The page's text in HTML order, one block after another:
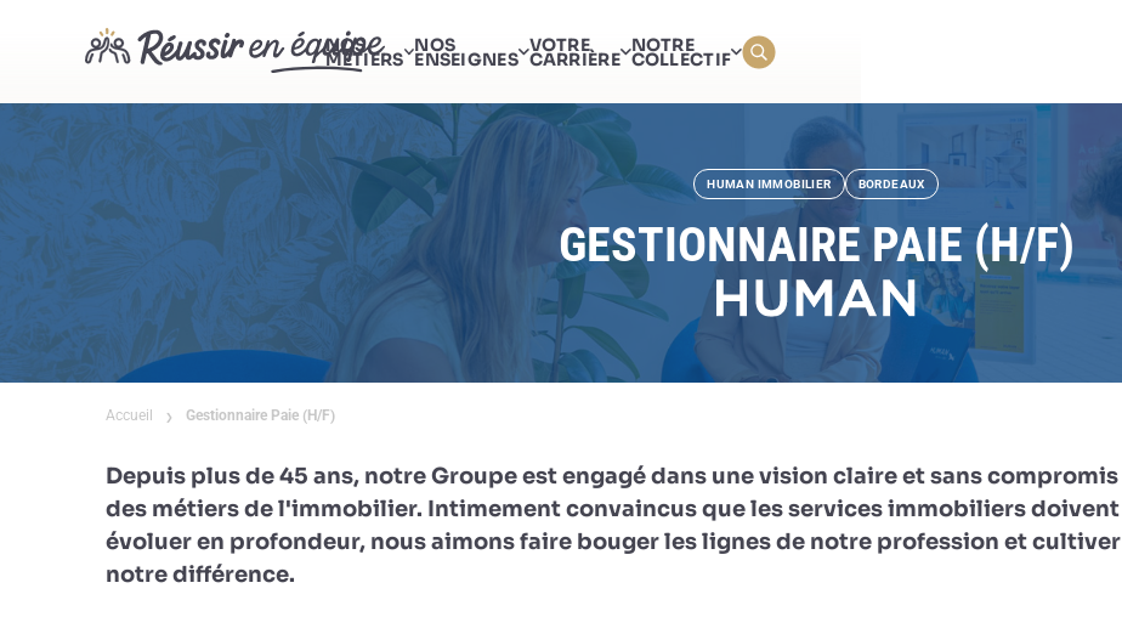
NOS
MÉTIERS
NOS
ENSEIGNES
VOTRE
CARRIÈRE
NOTRE
COLLECTIF
HUMAN IMMOBILIER BORDEAUX
GESTIONNAIRE PAIE (H/F)
Accueil Gestionnaire Paie (H/F)
Depuis plus de 45 ans, notre Groupe est engagé dans une vision claire et sans compromis
des métiers de l'immobilier. Intimement convaincus que les services immobiliers doivent
évoluer en profondeur, nous aimons faire bouger les lignes de notre profession et cultiver
notre différence.